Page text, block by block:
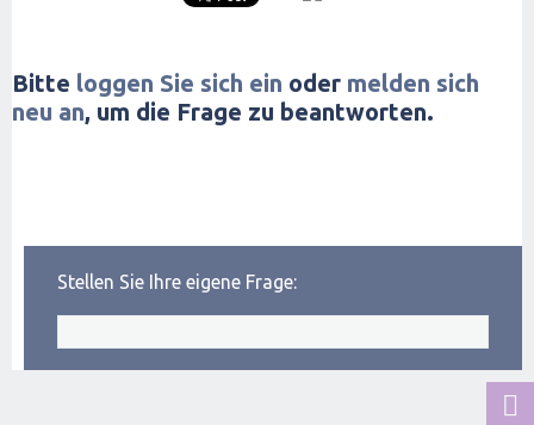
Bitte loggen Sie sich ein oder melden sich
neu an, um die Frage zu beantworten.
Stellen Sie Ihre eigene Frage: